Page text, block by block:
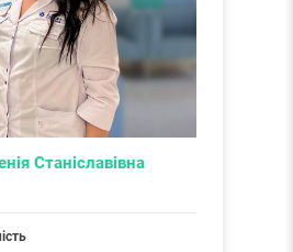
Станіславівна